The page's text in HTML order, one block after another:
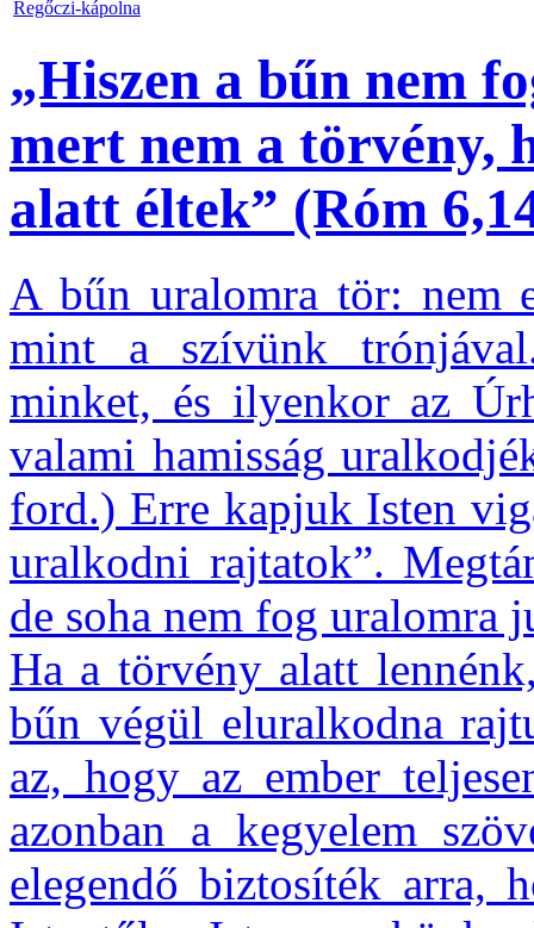
Regőczi-kápolna
„Hiszen a bűn nem
mert nem a törvény,
alatt éltek” (Róm
A bűn uralomra tör: nem
mint a szívünk
minket, és ilyenkor az
valami hamisság
ford.) Erre kapjuk Isten
uralkodni rajtatok”.
de soha nem fog uralomra
Ha a törvény alatt
bűn végül eluralkodna
az, hogy az ember
azonban a kegyelem
elegendő biztosíték arra,